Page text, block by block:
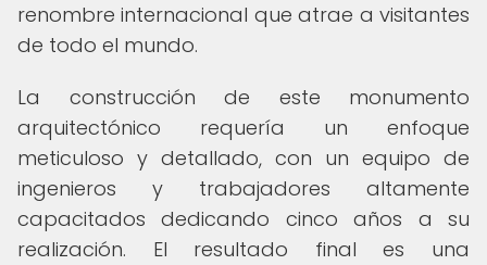
renombre internacional que atrae a visitantes
de todo el mundo.
La construcción de este monumento
arquitectónico requería un enfoque
meticuloso y detallado, con un equipo de
ingenieros y trabajadores altamente
capacitados dedicando cinco años a su
realización. El resultado final es una